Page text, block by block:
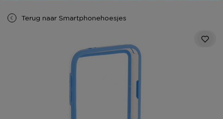
Terug naar Smartphonehoesjes